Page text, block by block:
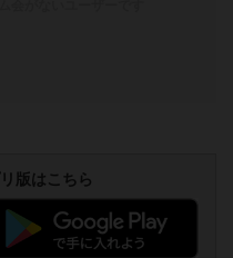
版はこちら